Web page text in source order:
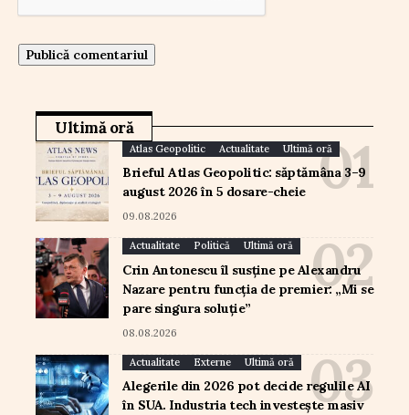
Ultimă oră
Atlas Geopolitic Actualitate Ultimă oră
Brieful Atlas Geopolitic: săptămâna 3–9
august 2026 în 5 dosare-cheie
09.08.2026
Actualitate Politică Ultimă oră
Crin Antonescu îl susține pe Alexandru
Nazare pentru funcția de premier: „Mi se
pare singura soluție”
08.08.2026
Actualitate Externe Ultimă oră
Alegerile din 2026 pot decide regulile AI
în SUA. Industria tech investește masiv